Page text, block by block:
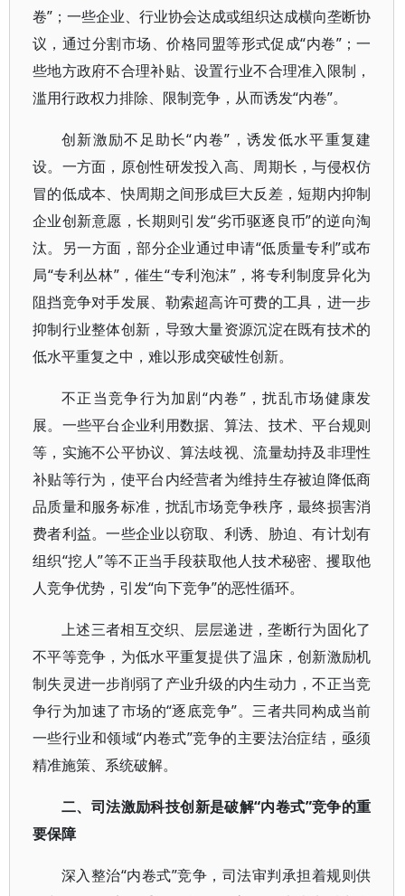
卷”；一些企业、行业协会达成或组织达成横向垄断协
议，通过分割市场、价格同盟等形式促成“内卷”；一
些地方政府不合理补贴、设置行业不合理准入限制，
滥用行政权力排除、限制竞争，从而诱发“内卷”。
创新激励不足助长“内卷”，诱发低水平重复建
设。一方面，原创性研发投入高、周期长，与侵权仿
冒的低成本、快周期之间形成巨大反差，短期内抑制
企业创新意愿，长期则引发“劣币驱逐良币”的逆向淘
汰。另一方面，部分企业通过申请“低质量专利”或布
局“专利丛林”，催生“专利泡沫”，将专利制度异化为
阻挡竞争对手发展、勒索超高许可费的工具，进一步
抑制行业整体创新，导致大量资源沉淀在既有技术的
低水平重复之中，难以形成突破性创新。
不正当竞争行为加剧“内卷”，扰乱市场健康发
展。一些平台企业利用数据、算法、技术、平台规则
等，实施不公平协议、算法歧视、流量劫持及非理性
补贴等行为，使平台内经营者为维持生存被迫降低商
品质量和服务标准，扰乱市场竞争秩序，最终损害消
费者利益。一些企业以窃取、利诱、胁迫、有计划有
组织“挖人”等不正当手段获取他人技术秘密、攫取他
人竞争优势，引发“向下竞争”的恶性循环。
上述三者相互交织、层层递进，垄断行为固化了
不平等竞争，为低水平重复提供了温床，创新激励机
制失灵进一步削弱了产业升级的内生动力，不正当竞
争行为加速了市场的“逐底竞争”。三者共同构成当前
一些行业和领域“内卷式”竞争的主要法治症结，亟须
精准施策、系统破解。
二、司法激励科技创新是破解“内卷式”竞争的重
要保障
深入整治“内卷式”竞争，司法审判承担着规则供